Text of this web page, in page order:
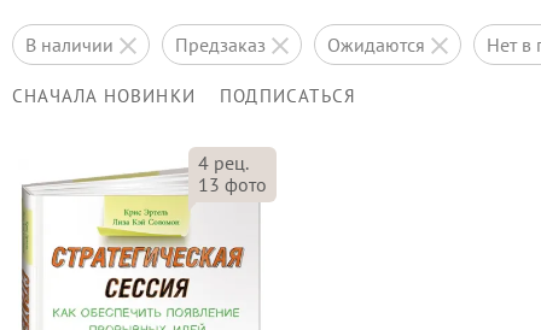
в наличии предзаказ ожидаются нет
СНАЧАЛА НОВИНКИ ПОДПИСАТЬСЯ
4 рец.
13 фото